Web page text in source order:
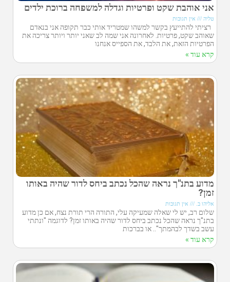
אני אוהבת שקט ופרטיות וגדלה למשפחה ברוכת ילדים
טליה אין תגובות
רציתי להתייעץ בקשר למשהו שמטריד אותי כבר תקופה אני בנאדם
שאוהב שקט, פרטיות. לאחרונה אני שמה לב שאני יותר ויותר צריכה את
הפרטיות הזאת, את הלבד, את הספייס אנחנו
קרא עוד »
מדוע בתנ"ך נראה שהכל נכתב ביחס לדור שהיה באותו
זמן?
אליהו ב. אין תגובות
שלום רב, יש לי שאלה שמעיקה עלי, התורה הרי תורת נצח, אם כן מדוע
בתנ"ך נראה שהכל נכתב ביחס לדור שהיה באותו זמן? לדוגמה "ונתתי
עשב בשדך לבהמתך".. או בברכות
קרא עוד »